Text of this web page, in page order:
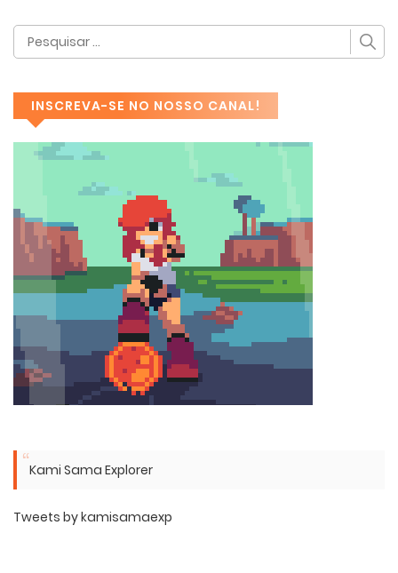
INSCREVA-SE NO NOSSO CANAL!
Kami Sama Explorer
Tweets by kamisamaexp